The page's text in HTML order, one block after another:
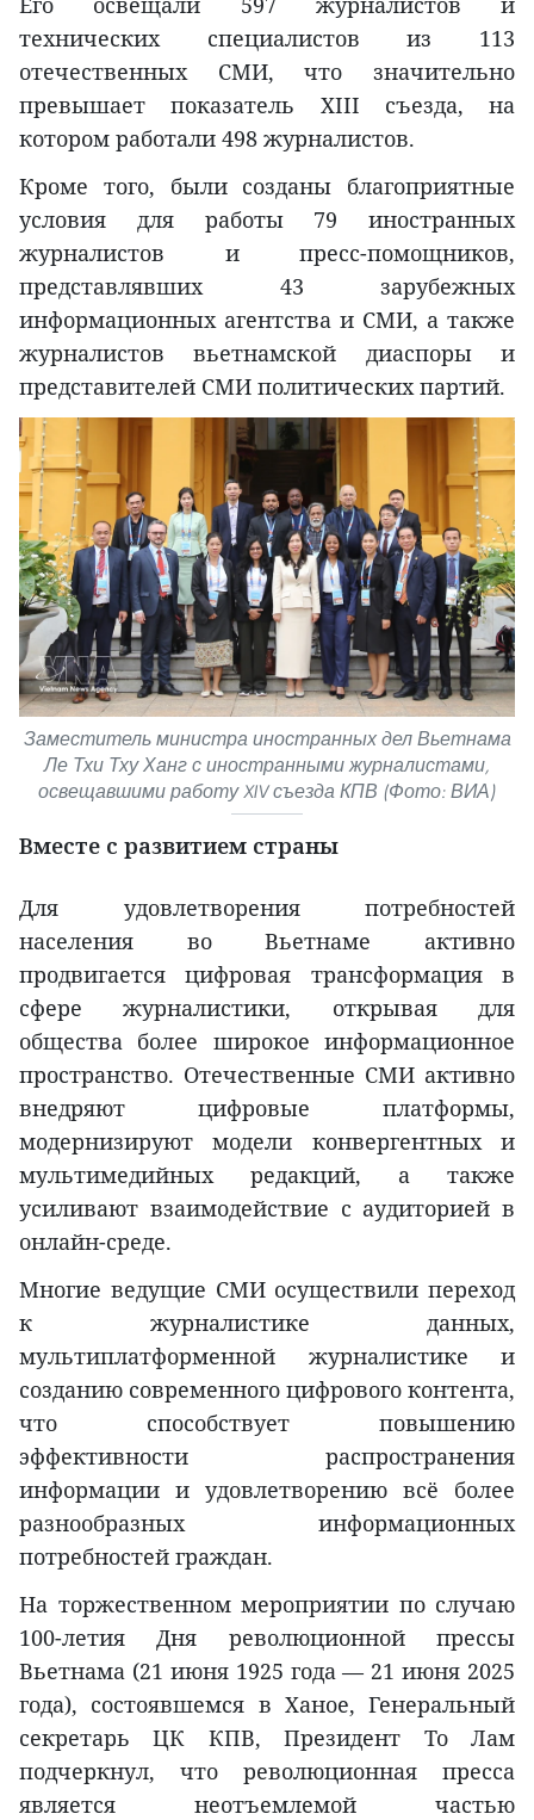
технических специалистов из 113
отечественных СМИ, что значительно
превышает показатель XIII съезда, на
котором работали 498 журналистов.
Кроме того, были созданы благоприятные
условия для работы 79 иностранных
журналистов и пресс-помощников,
представлявших 43 зарубежных
информационных агентства и СМИ, а также
журналистов вьетнамской диаспоры и
представителей СМИ политических партий.
Заместитель министра иностранных дел Вьетнама
Ле Тхи Тху Ханг с иностранными журналистами,
освещавшими работу XIV съезда КПВ (Фото: ВИА)
Вместе с развитием страны
Для удовлетворения потребностей
населения во Вьетнаме активно
продвигается цифровая трансформация в
сфере журналистики, открывая для
общества более широкое информационное
пространство. Отечественные СМИ активно
внедряют цифровые платформы,
модернизируют модели конвергентных и
мультимедийных редакций, а также
усиливают взаимодействие с аудиторией в
онлайн-среде.
Многие ведущие СМИ осуществили переход
к журналистике данных,
мультиплатформенной журналистике и
созданию современного цифрового контента,
что способствует повышению
эффективности распространения
информации и удовлетворению всё более
разнообразных информационных
потребностей граждан.
На торжественном мероприятии по случаю
100-летия Дня революционной прессы
Вьетнама (21 июня 1925 года — 21 июня 2025
года), состоявшемся в Ханое, Генеральный
секретарь ЦК КПВ, Президент То Лам
подчеркнул, что революционная пресса
является неотъемлемой частью